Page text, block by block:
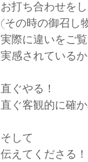
お打ち合わせを
(その時の御召し
実際に違いをご
実感されているか
直ぐやる！
直ぐ客観的に確か
そして
伝えてくださる！